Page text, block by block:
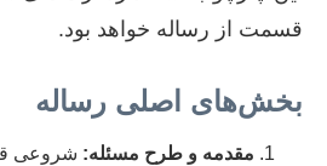
قسمت از رساله خواهد بود.
بخش‌های اصلی رساله
مقدمه و طرح مسئله: شروعی